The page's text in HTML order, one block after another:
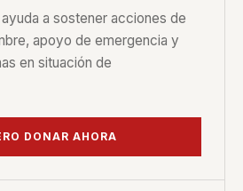
a sostener acciones de
apoyo de emergencia y
en situación de
DONAR AHORA